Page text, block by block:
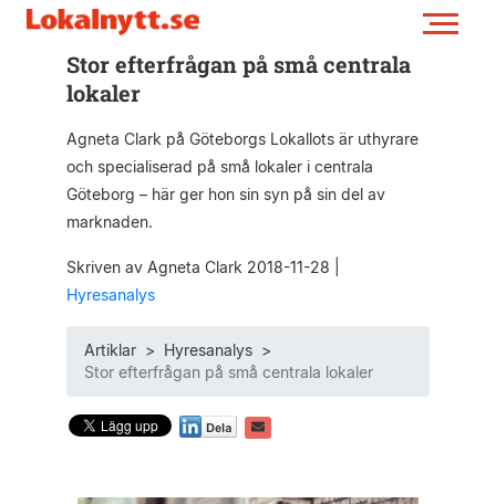
Stor efterfrågan på små centrala
lokaler
Agneta Clark på Göteborgs Lokallots är uthyrare
och specialiserad på små lokaler i centrala
Göteborg – här ger hon sin syn på sin del av
marknaden.
Skriven av Agneta Clark 2018-11-28
Hyresanalys
Artiklar> Hyresanalys>
Stor efterfrågan på små centrala lokaler